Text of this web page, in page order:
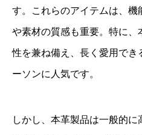
す。これらのアイテムは、機
や素材の質感も重要。特に、
性を兼ね備え、長く愛用で
ーソンに人気です。
しかし、本革製品は一般的